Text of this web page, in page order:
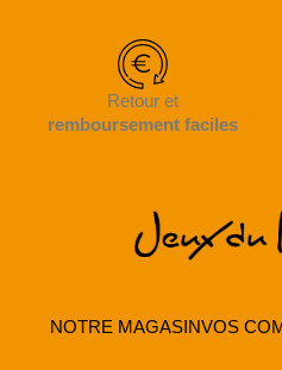
Retour et
remboursement faciles
NOTRE MAGASINVOS